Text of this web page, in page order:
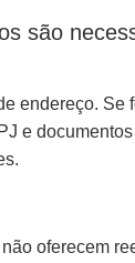
são
endereço. Se
e
oferecem